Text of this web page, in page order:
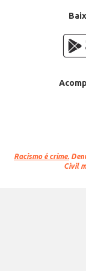
Racismo é crime.
Civil